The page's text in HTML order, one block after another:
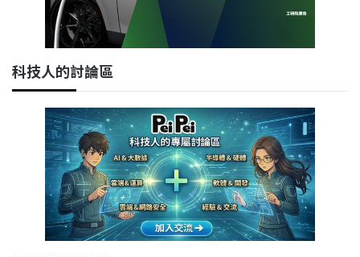
科技人的討論區